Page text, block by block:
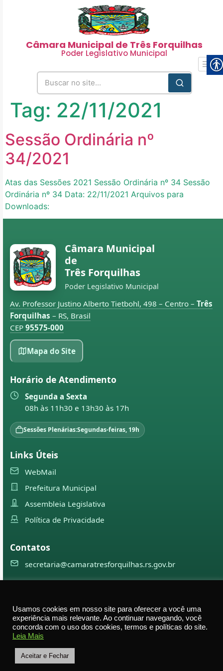
Câmara Municipal de Três Forquilhas
Poder Legislativo Municipal
Tag: 22/11/2021
Sessão Ordinária nº
34/2021
Atas das Sessões 2021 Sessão Ordinária nº 34 Sessão
Ordinária nº 34 Data: 22/11/2021 Arquivos para
Downloads:
Câmara Municipal
de
Três Forquilhas
Poder Legislativo Municipal
Av. Professor Justino Alberto Tietbohl, 498 – Centro – Três
Forquilhas – RS, Brasil
CEP 95575-000
Mapa do Site
Horário de Atendimento
Segunda a Sexta
08h às 11h30 e 13h30 às 17h
Sessões Plenárias:Segundas-feiras, 19h
Links Úteis
WebMail
Prefeitura Municipal
Assembleia Legislativa
Política de Privacidade
Contatos
secretaria@camaratresforquilhas.rs.gov.br
direitos reservados
Av. Professor Justino Alberto Tietbohl, 498 – Centro –
Usamos cookies em nosso site para oferecer a você uma
experiência mais relevante. Ao continuar navegando, você
concorda com o uso dos cookies, termos e políticas do site.
Leia Mais
Aceitar e Fechar